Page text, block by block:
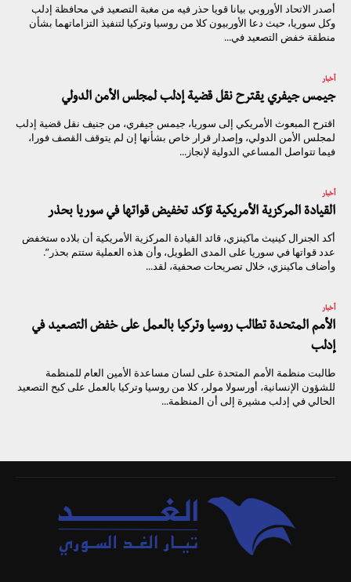
أصدر الاتحاد الأوروبي بيانا قويا حذر فيه من مغبة التصعيد في محافظة إدلب
وكل سوريا، حيث دعا الأوربيون كلا من روسيا وتركيا لتنفيذ التزاماتهما بشأن
منطقة خفض التصعيد في...
أخبار
جيمس جيفري يقترح نقل قضية إدلب لمجلس الأمن الدولي
اقترح المبعوث الأمريكي إلى سوريا، جيمس جيفري، من جنيف نقل قضية إدلب
لمجلس الأمن الدولي، وإصدار قرار خاص بشأنها إن لم يتوقف القصف فورا،
فيما تتواصل المساعي الدولية لإنجاز...
أخبار
القيادة المركزية الأمريكية تؤكد تخفيض قواتها في سوريا بحذر
أكد الجنرال كينيث ماكينزي، قائد القيادة المركزية الأمريكية أن بلاده ستخفض
عدد قواتها في سوريا على المدى الطويل، وأن هذه العملية ستتم بحذر”.
وأضاف ماكينزي، خلال تصريحات صحفية، لقد...
أخبار
الأمم المتحدة تطالب روسيا وتركيا بالعمل على خفض التصعيد في
إدلب
طالبت منظمة الأمم المتحدة على لسان مساعدة الأمين العام للمنظمة
للشؤون الإنسانية، أورسولا مولر، كلا من روسيا وتركيا بالعمل على كبح التصعيد
الحالي في إدلب مشيرة إلى أن المنظمة...